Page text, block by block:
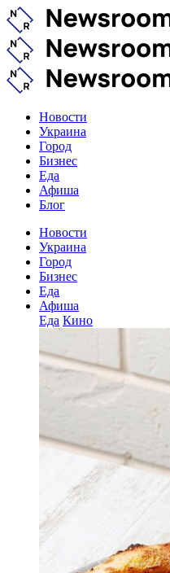
Новости
Украина
Город
Бизнес
Еда
Афиша
Блог
Новости
Украина
Город
Бизнес
Еда
Афиша
Еда Кино